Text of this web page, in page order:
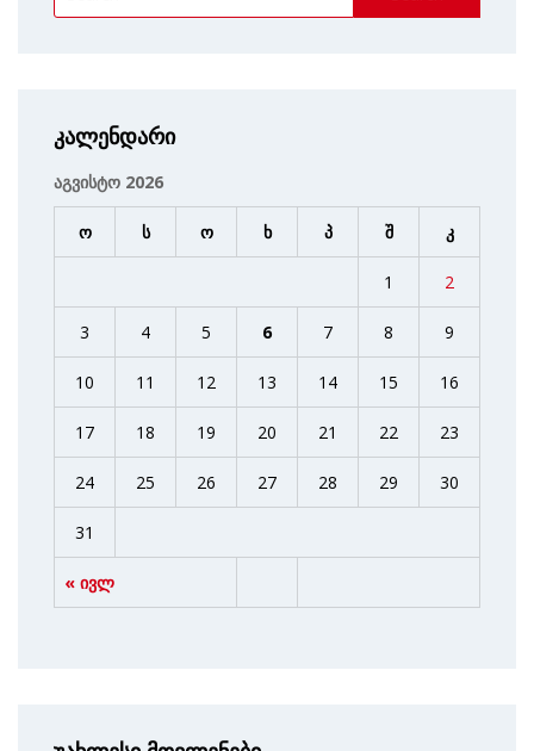
კალენდარი
აგვისტო 2026
ო ს ო ხ პ შ კ
« ივლ
1 2
3 4 5 6 7 8 9
10 11 12 13 14 15 16
17 18 19 20 21 22 23
24 25 26 27 28 29 30
31